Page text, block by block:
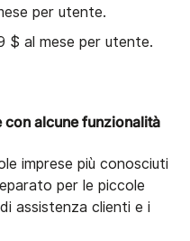
per utente.
$ al mese per utente.
alcune funzionalità
imprese più conosciuti
per le piccole
assistenza clienti e i